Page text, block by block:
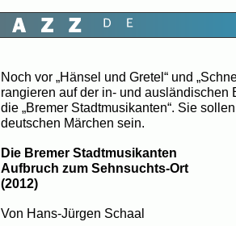
Noch vor „Hänsel und Gretel“ und
rangieren auf der in- und ausländischen
die „Bremer Stadtmusikanten“. Sie
deutschen Märchen sein.
Die Bremer Stadtmusikanten
Aufbruch zum Sehnsuchts-Ort
(2012)
Von Hans-Jürgen Schaal